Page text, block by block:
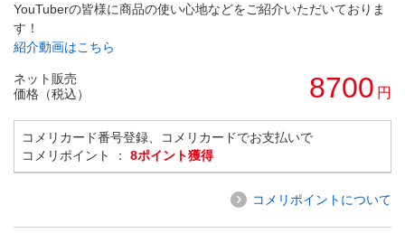
YouTuberの皆様に商品の使い心地などをご紹介いただいておりま
す！
紹介動画はこちら
ネット販売
価格（税込）
8700 円
コメリカード番号登録、コメリカードでお支払いで
コメリポイント ： 8ポイント獲得
コメリポイントについて